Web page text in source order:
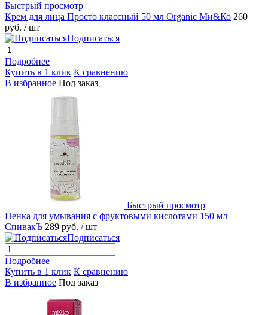
Быстрый просмотр
Крем для лица Просто классный 50 мл Organic Ми&Ко 260
руб. / шт
Подписаться
Подробнее
Купить в 1 клик К сравнению
В избранное Под заказ
Быстрый просмотр
Пенка для умывания с фруктовыми кислотами 150 мл
СпивакЪ 289 руб. / шт
Подписаться
Подробнее
Купить в 1 клик К сравнению
В избранное Под заказ